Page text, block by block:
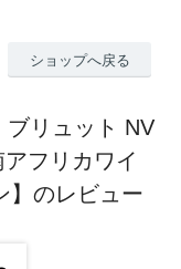
ショップへ戻る
ブリュット NV
フリカワイ
】のレビュー